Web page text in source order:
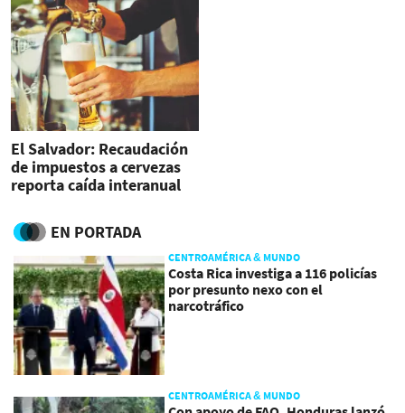
El Salvador: Recaudación
de impuestos a cervezas
reporta caída interanual
EN PORTADA
CENTROAMÉRICA & MUNDO
Costa Rica investiga a 116 policías
por presunto nexo con el
narcotráfico
CENTROAMÉRICA & MUNDO